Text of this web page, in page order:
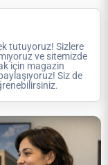
tutuyoruz! Sizlere
ve sitemizde
için magazin
Siz de